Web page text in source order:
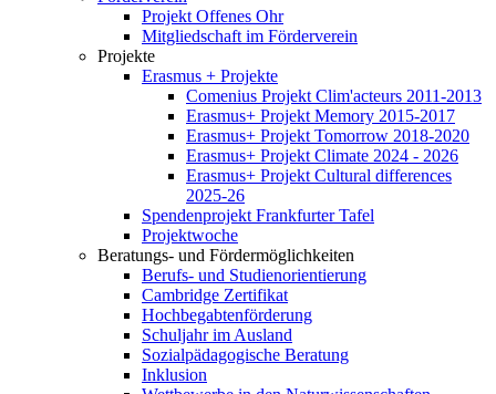
Projekt Offenes Ohr
Mitgliedschaft im Förderverein
Projekte
Erasmus + Projekte
Comenius Projekt Clim'acteurs 2011-2013
Erasmus+ Projekt Memory 2015-2017
Erasmus+ Projekt Tomorrow 2018-2020
Erasmus+ Projekt Climate 2024 - 2026
Erasmus+ Projekt Cultural differences
2025-26
Spendenprojekt Frankfurter Tafel
Projektwoche
Beratungs- und Fördermöglichkeiten
Berufs- und Studienorientierung
Cambridge Zertifikat
Hochbegabtenförderung
Schuljahr im Ausland
Sozialpädagogische Beratung
Inklusion